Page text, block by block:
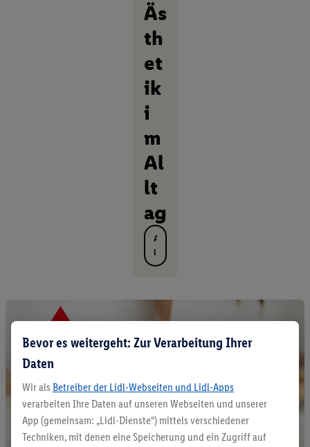
Äs
th
et
ik
i
m
Al
lt
ag
A
l
l
o
d
u
e
e
n
t
Bevor es weitergeht: Zur Verarbeitung Ihrer
Daten
Wir als Betreiber der Lidl-Webseiten und Lidl-Apps
verarbeiten Ihre Daten auf unseren Webseiten und unserer
App (gemeinsam: „Lidl-Dienste“) mittels verschiedener
Techniken, mit denen eine Speicherung und ein Zugriff auf